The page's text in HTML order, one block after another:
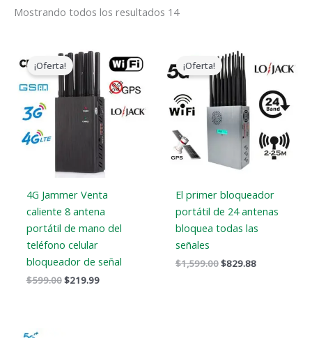
Mostrando todos los resultados 14
¡Oferta!
4G Jammer Venta
caliente 8 antena
portátil de mano del
teléfono celular
bloqueador de señal
$599.00
precio
original
era:
$599.00.
$219.99
precio
actual
es:
$219.99.
¡Oferta!
El primer bloqueador
portátil de 24 antenas
bloquea todas las
señales
$1,599.00
precio
original
era:
$1,599.00.
$829.88
precio
actual
$829.88.